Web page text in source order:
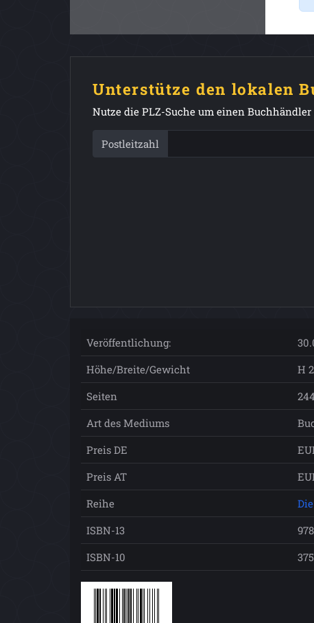
Unterstütze den lokalen
Nutze die PLZ-Suche um einen
Postleitzahl
Veröffentlichung:
Höhe/Breite/Gewicht
H
Seiten
244
Art des Mediums
Preis DE
Preis AT
Reihe
ISBN-13
ISBN-10